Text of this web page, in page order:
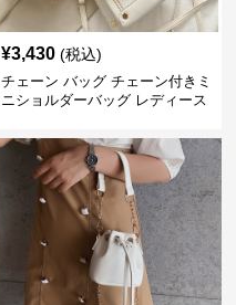
¥3,430 (税込)
チェーン バッグ チェーン付きミ
ニショルダーバッグ レディース